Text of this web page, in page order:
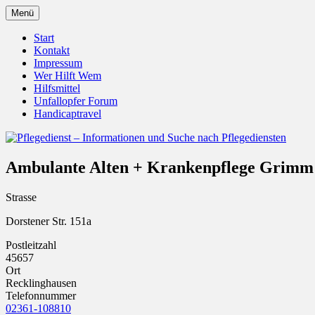
Zum
Inhalt
springen
Pflegedienst – Informationen
Menü
Start
Kontakt
Impressum
Wer Hilft Wem
Hilfsmittel
Unfallopfer Forum
Handicaptravel
Ambulante Alten + Krankenpflege
Strasse
Dorstener Str. 151a
Postleitzahl
45657
Ort
Recklinghausen
Telefonnummer
02361-108810